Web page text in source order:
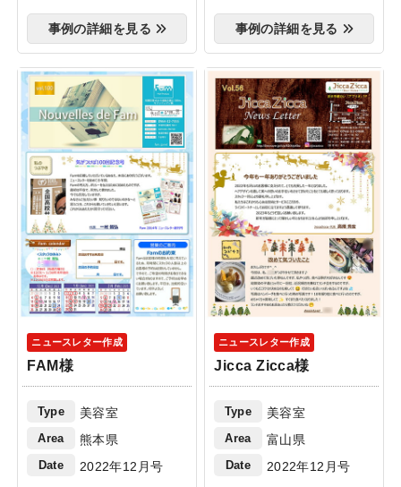
事例の詳細を見る 事例の詳細を見る
ニュースレター作成
FAM様
Type 美容室
Area 熊本県
Date 2022年12月号
ニュースレター作成
Jicca Zicca様
Type 美容室
Area 富山県
Date 2022年12月号